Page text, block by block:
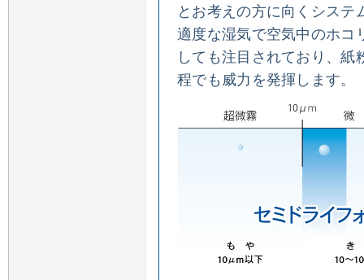
とお考えの方に向くシステ
適度な湿気で空気中のホコ
しても注目されており、
程でも威力を発揮します。